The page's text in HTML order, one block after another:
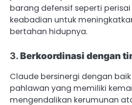
barang defensif seperti
keabadian untuk
bertahan hidupnya.
3.Berkoordinasi dengan
Claude bersinergi dengan
pahlawan yang memiliki
mengendalikan kerumunan